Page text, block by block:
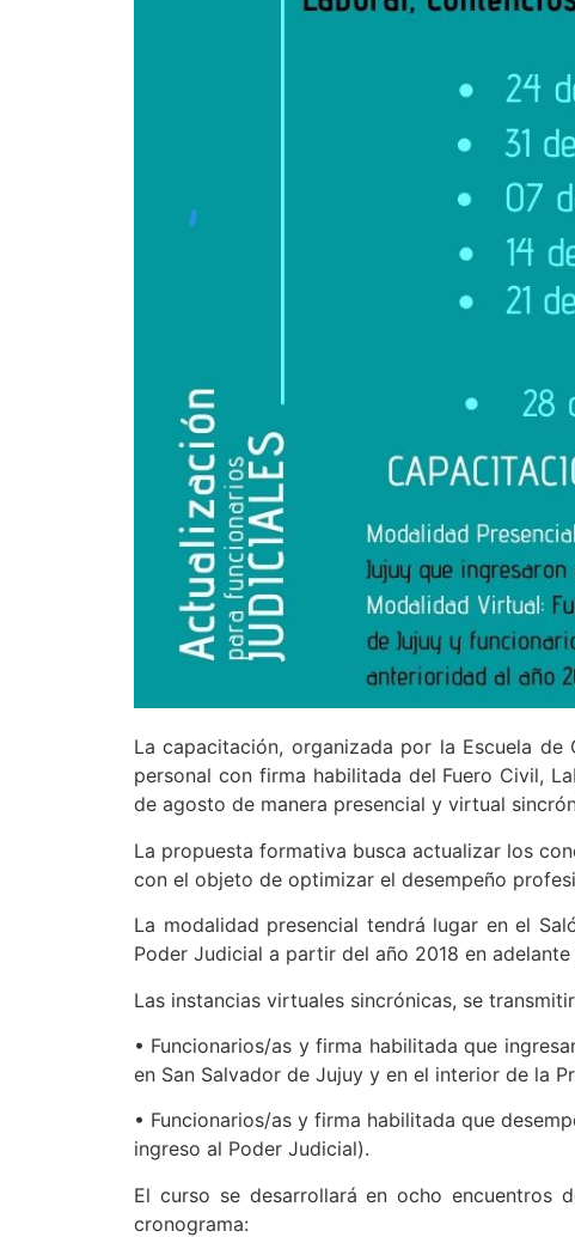
La capacitación, organizada por la Escuela de
personal con firma habilitada del Fuero Civil,
de agosto de manera presencial y virtual
La propuesta formativa busca actualizar los
con el objeto de optimizar el desempeño
La modalidad presencial tendrá lugar en el
Poder Judicial a partir del año 2018 en
Las instancias virtuales sincrónicas, se
• Funcionarios/as y firma habilitada que
en San Salvador de Jujuy y en el interior de la
• Funcionarios/as y firma habilitada que
ingreso al Poder Judicial).
El curso se desarrollará en ocho encuentros
cronograma: